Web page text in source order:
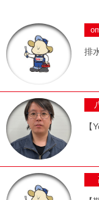
排
【